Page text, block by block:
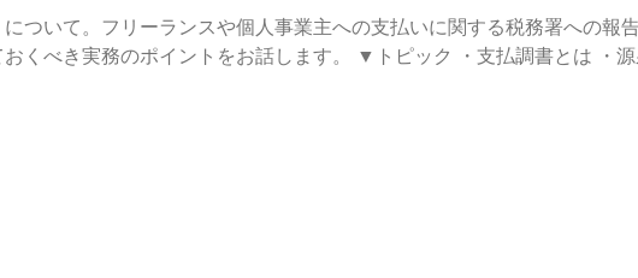
ついて。フリーランスや個人事業主への支払いに関する税務署への報
をお話します。 ▼トピック ・支払調書とは ・源泉徴収の対
士・公認会計士であり、『NFTの会計税
⁠⁠https://jobtales.co.jp/StartPods⁠